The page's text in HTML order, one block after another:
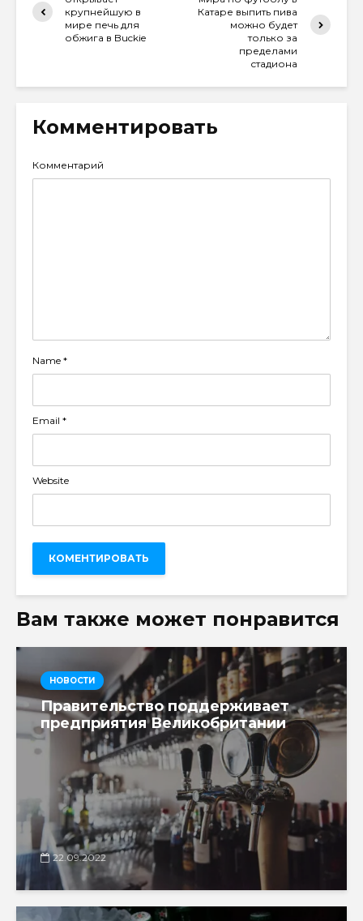
крупнейшую в
мире печь для
обжига в Buckie
Катаре выпить пива
можно будет
только за
пределами
стадиона
Комментировать
Комментарий
Name *
Email *
Website
Вам также может понравится
НОВОСТИ
Правительство поддерживает
предприятия Великобритании
22.09.2022